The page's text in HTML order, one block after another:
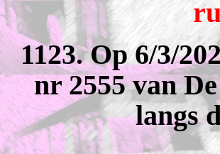
1123. Op 6/3/
nr 2555 van
langs